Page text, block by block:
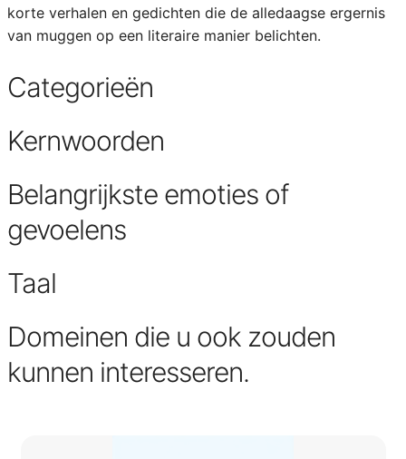
korte verhalen en gedichten die de alledaagse ergernis
van muggen op een literaire manier belichten.
Categorieën
Kernwoorden
Belangrijkste emoties of
gevoelens
Taal
Domeinen die u ook zouden
kunnen interesseren.